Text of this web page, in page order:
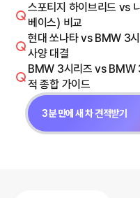
스포티지 하이브리드 vs
베이스) 비교
현대 쏘나타 vs BMW 3
사양 대결
BMW 3시리즈 vs BMW
적 종합 가이드
3분 만에 새 차 견적받기